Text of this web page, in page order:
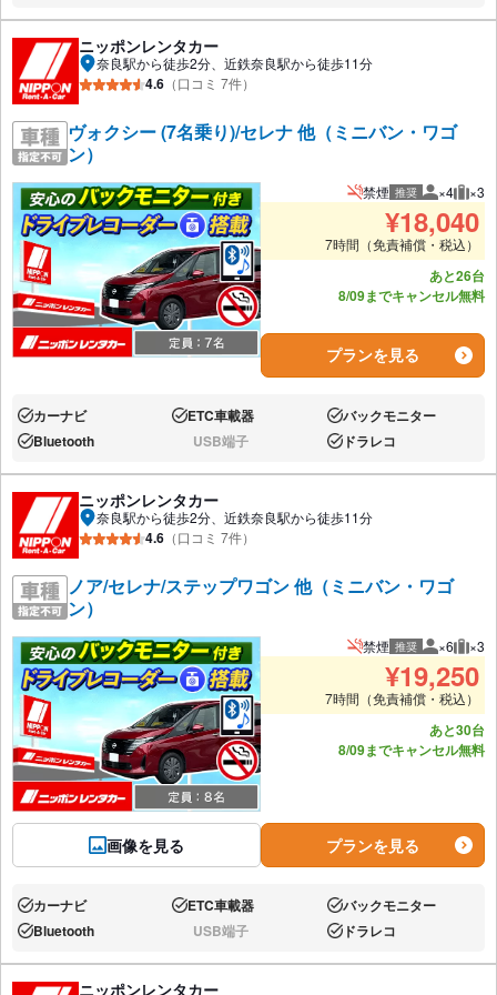
ニッポンレンタカー
奈良駅から徒歩2分、近鉄奈良駅から徒歩11分
4.6 （口コミ 7件）
ヴォクシー (7名乗り)/セレナ 他（ミニバン・ワゴ
ン）
禁煙 推奨 推奨人数
×4 推
×3
¥18,040
7時間（免責補償・税込）
あと26台
8/09までキャンセル無料
プランを見る
あり:カーナビ あり:ETC車載器 あり:バックモニター
あり:Bluetooth なし:USB端子 あり:ドラレコ
ニッポンレンタカー
奈良駅から徒歩2分、近鉄奈良駅から徒歩11分
4.6 （口コミ 7件）
ノア/セレナ/ステップワゴン 他（ミニバン・ワゴ
ン）
画像を見る
禁煙 推奨 推奨人数
×6 推
×3
¥19,250
7時間（免責補償・税込）
あと30台
8/09までキャンセル無料
プランを見る
あり:カーナビ あり:ETC車載器 あり:バックモニター
あり:Bluetooth なし:USB端子 あり:ドラレコ
ニッポンレンタカー